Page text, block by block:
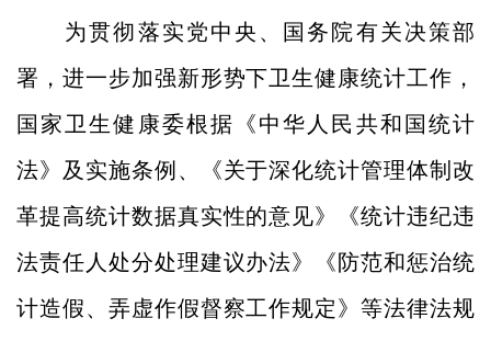
为贯彻落实党中央、国务院有关决策部
署，进一步加强新形势下卫生健康统计工作，
国家卫生健康委根据《中华人民共和国统计
法》及实施条例、《关于深化统计管理体制改
革提高统计数据真实性的意见》《统计违纪违
法责任人处分处理建议办法》《防范和惩治统
计造假、弄虚作假督察工作规定》等法律法规